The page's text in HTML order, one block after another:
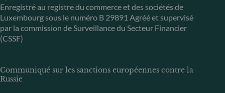
Enregistré au registre du commerce et des sociétés de
Luxembourg sous le numéro B 29891 Agréé et supervisé
par la commission de Surveillance du Secteur Financier
(CSSF)
Communiqué sur les sanctions européennes contre la
Russie